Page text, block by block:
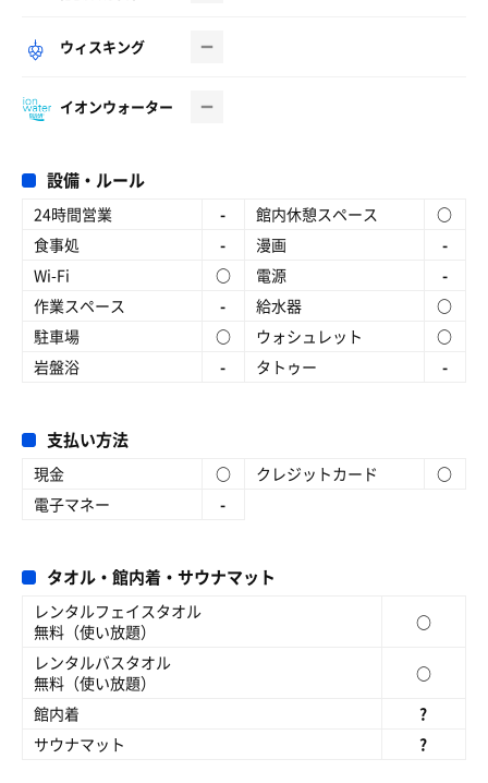
ウィスキング
イオンウォーター
設備・ルール
24時間営業 - 館内休憩スペース
○
食事処
- 漫画
-
Wi-Fi
○ 電源
-
作業スペース
- 給水器
○
駐車場
○ ウォシュレット
○
岩盤浴
- タトゥー -
支払い方法
現金 ○ クレジットカード
○
電子マネー
-
タオル・館内着・サウナマット
レンタルフェイスタオル
無料（使い放題）
○
レンタルバスタオル
無料（使い放題）
○
館内着
?
サウナマット
?